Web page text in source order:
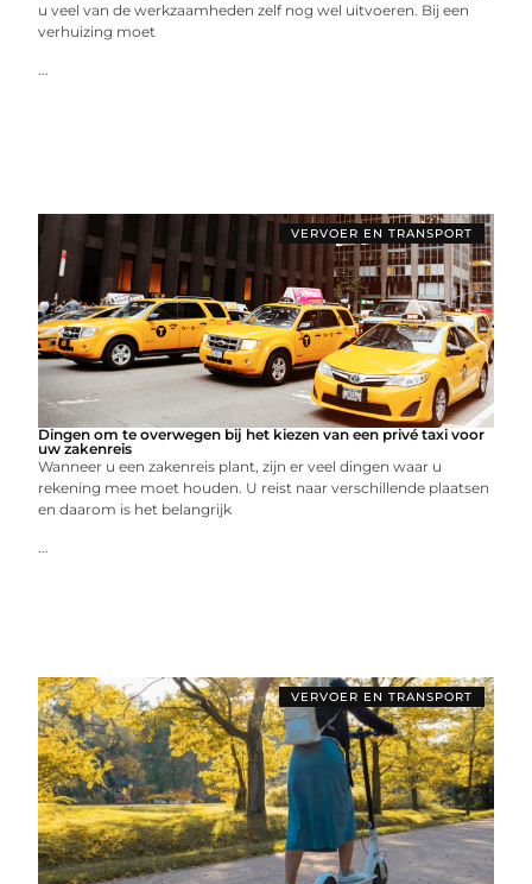
u veel van de werkzaamheden zelf nog wel uitvoeren. Bij een
verhuizing moet
...
VERVOER EN TRANSPORT
Dingen om te overwegen bij het kiezen van een privé taxi voor
uw zakenreis
Wanneer u een zakenreis plant, zijn er veel dingen waar u
rekening mee moet houden. U reist naar verschillende plaatsen
en daarom is het belangrijk
...
VERVOER EN TRANSPORT